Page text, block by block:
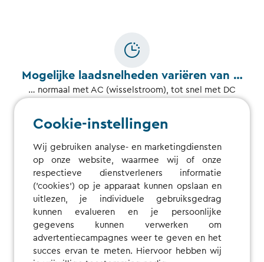
Mogelijke laadsnelheden variëren van …
… normaal met AC (wisselstroom), tot snel met DC
Charging).
De makkelijkste manier om de prijzen bij
een oplaadpunt te bepalen, is …
…om onze kaartte bekijken. Controleer de prijsdetails
voor elk laadstation en elk tarief, zelfs voordat je
registreert.
Cookie-instellingen
Wij gebruiken analyse- en marketingdiensten
op onze website, waarmee wij of onze
respectieve dienstverleners informatie
('cookies') op je apparaat kunnen opslaan en
uitlezen, je individuele gebruiksgedrag
kunnen evalueren en je persoonlijke
gegevens kunnen verwerken om
advertentiecampagnes weer te geven en het
succes ervan te meten. Hiervoor hebben wij